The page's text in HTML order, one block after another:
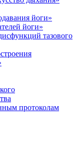
йоги»
йоги»
тазового
протоколам